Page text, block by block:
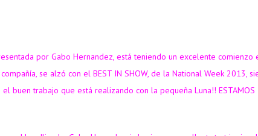
por Gabo Hernandez, está teniendo un excelente comienzo
se alzó con el BEST IN SHOW, de la National Week 2013,
buen trabajo que está realizando con la pequeña Luna!! ESTAMOS